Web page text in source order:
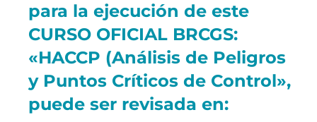
para la ejecución de este
CURSO OFICIAL BRCGS:
«HACCP (Análisis de Peligros
y Puntos Críticos de Control»,
puede ser revisada en: